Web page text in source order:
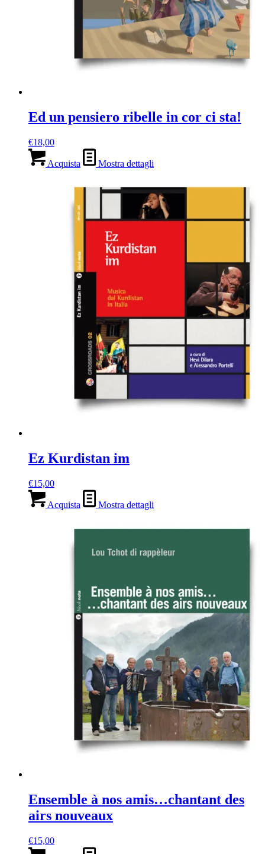
Ed un pensiero ribelle in cor ci sta!
€18,00
Acquista Mostra dettagli
Ez Kurdistan im
€15,00
Acquista Mostra dettagli
Ensemble à nos amis…chantant des
airs nouveaux
€15,00